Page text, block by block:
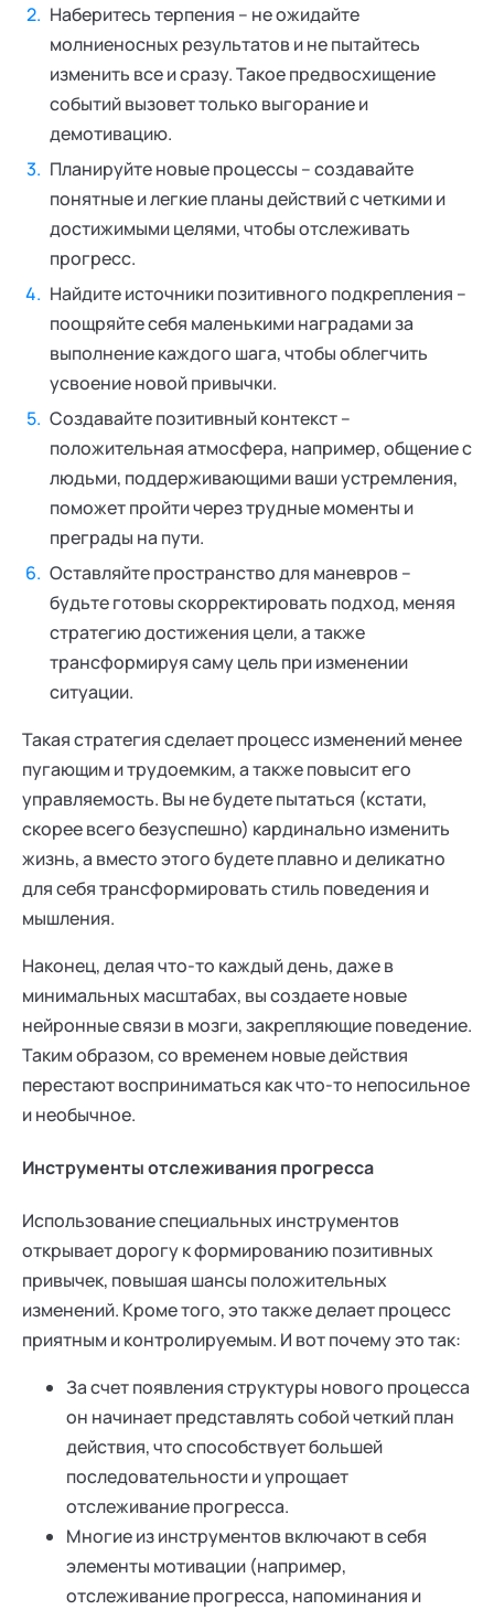
Наберитесь терпения – не ожидайте
молниеносных результатов и не пытайтесь
изменить все и сразу. Такое предвосхищение
событий вызовет только выгорание и
демотивацию.
Планируйте новые процессы – создавайте
понятные и легкие планы действий с четкими и
достижимыми целями, чтобы отслеживать
прогресс.
Найдите источники позитивного подкрепления –
поощряйте себя маленькими наградами за
выполнение каждого шага, чтобы облегчить
усвоение новой привычки.
Создавайте позитивный контекст –
положительная атмосфера, например, общение с
людьми, поддерживающими ваши устремления,
поможет пройти через трудные моменты и
преграды на пути.
Оставляйте пространство для маневров –
будьте готовы скорректировать подход, меняя
стратегию достижения цели, а также
трансформируя саму цель при изменении
ситуации.
Такая стратегия сделает процесс изменений менее
пугающим и трудоемким, а также повысит его
управляемость. Вы не будете пытаться (кстати,
скорее всего безуспешно) кардинально изменить
жизнь, а вместо этого будете плавно и деликатно
для себя трансформировать стиль поведения и
мышления.
Наконец, делая что-то каждый день, даже в
минимальных масштабах, вы создаете новые
нейронные связи в мозги, закрепляющие поведение.
Таким образом, со временем новые действия
перестают восприниматься как что-то непосильное
и необычное.
Инструменты отслеживания прогресса
Использование специальных инструментов
открывает дорогу к формированию позитивных
привычек, повышая шансы положительных
изменений. Кроме того, это также делает процесс
приятным и контролируемым. И вот почему это так:
За счет появления структуры нового процесса
он начинает представлять собой четкий план
действия, что способствует большей
последовательности и упрощает
отслеживание прогресса.
Многие из инструментов включают в себя
элементы мотивации (например,
отслеживание прогресса, напоминания и